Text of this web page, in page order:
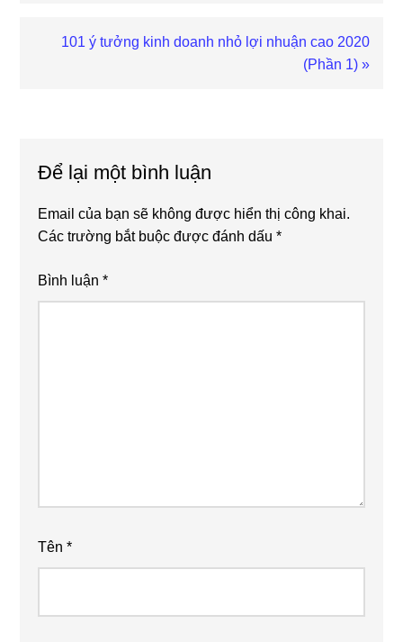
Next
101 ý tưởng kinh doanh nhỏ lợi nhuận cao 2020
(Phần 1) »
Để lại một bình luận
Email của bạn sẽ không được hiển thị công khai.
Các trường bắt buộc được đánh dấu*
Bình luận*
Tên*